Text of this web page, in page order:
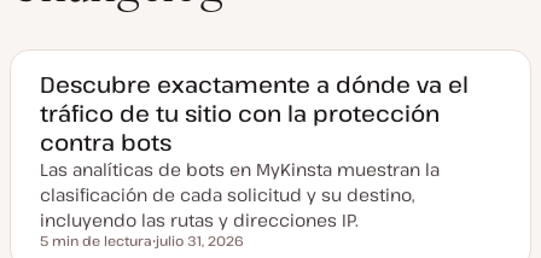
Descubre exactamente a dónde va el
tráfico de tu sitio con la protección
contra bots
Las analíticas de bots en MyKinsta muestran la
clasificación de cada solicitud y su destino,
incluyendo las rutas y direcciones IP.
Tiempo de lectura
5 min de lectura julio 31, 2026